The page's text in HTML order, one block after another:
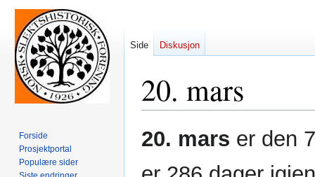
20. mars
Hopp
til
Hopp
til
20. mars er den
Side Diskusjon
Forside
Prosjektportal
Populære sider